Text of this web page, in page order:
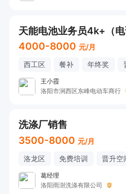
天能电池业务员4k+（电
4000-8000 元/月
西工区 餐补 年终奖
王小霞
洛阳市涧西区东峰电动车商行
洗涤厂销售
3500-8000 元/月
洛龙区 免费培训 晋升空
葛经理
洛阳雨澍洗涤有限公司